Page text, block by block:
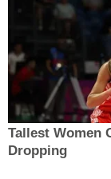
Tallest Women
Dropping